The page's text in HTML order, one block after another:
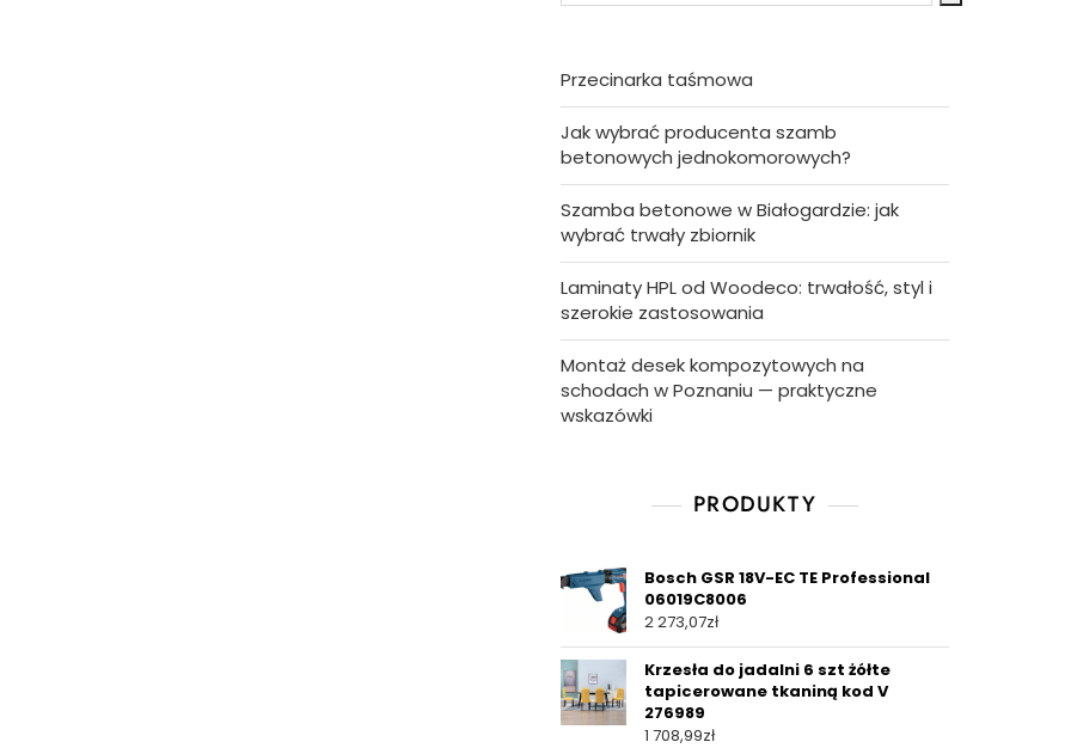
Przecinarka taśmowa
Jak wybrać producenta szamb
betonowych jednokomorowych?
Szamba betonowe w Białogardzie: jak
wybrać trwały zbiornik
Laminaty HPL od Woodeco: trwałość, styl i
szerokie zastosowania
Montaż desek kompozytowych na
schodach w Poznaniu — praktyczne
wskazówki
PRODUKTY
Bosch GSR 18V-EC TE Professional
06019C8006
2 273,07zł
Krzesła do jadalni 6 szt żółte
tapicerowane tkaniną kod V
276989
1 708,99zł